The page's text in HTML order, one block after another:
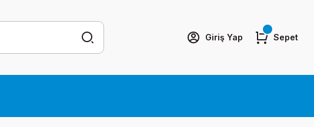
Giriş Yap Sepet